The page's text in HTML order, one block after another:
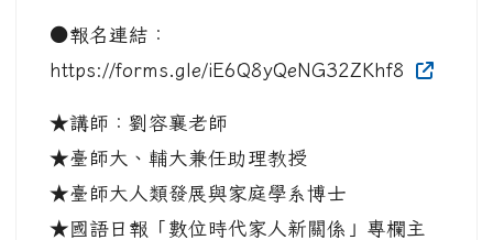
●報名連結：
https://forms.gle/iE6Q8yQeNG32ZKhf8
★講師：劉容襄老師
★臺師大、輔大兼任助理教授
★臺師大人類發展與家庭學系博士
★國語日報「數位時代家人新關係」專欄主